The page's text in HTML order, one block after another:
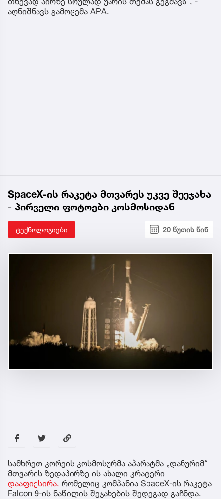
აღნიშნავს გამოცემა APA.
SpaceX-ის რაკეტა მთვარეს უკვე შეეჯახა
- პირველი ფოტოები კოსმოსიდან
ტექნოლოგიები 20 წუთის წინ
სამხრეთ კორეის კოსმოსურმა აპარატმა „დანურიმ“
მთვარის ზედაპირზე ის ახალი კრატერი
დააფიქსირა, რომელიც კომპანია SpaceX-ის რაკეტა
Falcon 9-ის ნაწილის შეჯახების შედეგად გაჩნდა.